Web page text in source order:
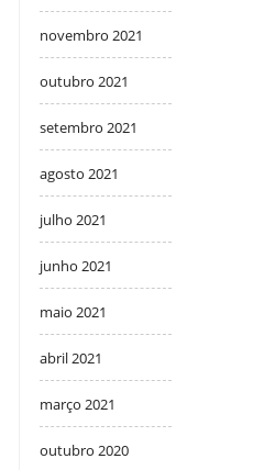
novembro 2021
outubro 2021
setembro 2021
agosto 2021
julho 2021
junho 2021
maio 2021
abril 2021
março 2021
outubro 2020